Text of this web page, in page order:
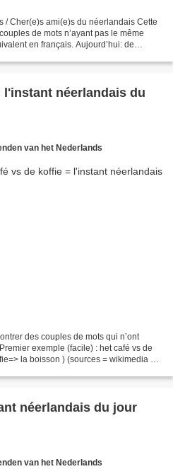
/ Cher(e)s ami(e)s du néerlandais Cette
de mots n’ayant pas le même
en français. Aujourd’hui: de
commons/c/c5/Nl-
l'instant néerlandais du
van het Nederlands
des couples de mots qui n’ont
exemple (facile) : het café vs de
la boisson ) (sources = wikimedia +
néerlandais du jour
van het Nederlands